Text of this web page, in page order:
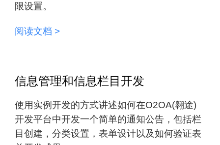
限设置。
阅读文档 >
信息管理和信息栏目开发
使用实例开发的方式讲述如何在O2OA(翱途)
开发平台中开发一个简单的通知公告，包括栏
目创建，分类设置，表单设计以及如何验证表